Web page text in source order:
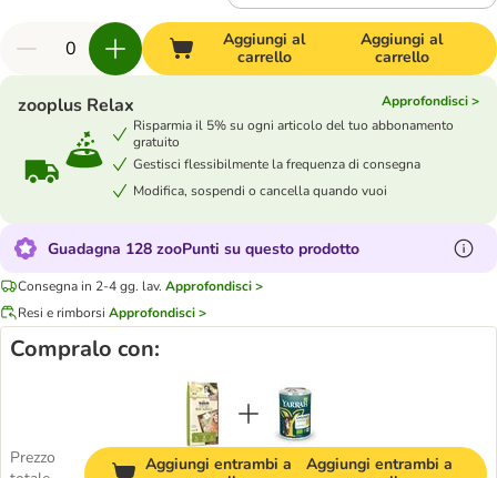
Aggiungi al
carrello
Aggiungi al
carrello
zooplus Relax
Approfondisci >
Risparmia il 5% su ogni articolo del tuo abbonamento
gratuito
Gestisci flessibilmente la frequenza di consegna
Modifica, sospendi o cancella quando vuoi
Guadagna 128 zooPunti su questo prodotto
Consegna in 2-4 gg. lav. Approfondisci >
Resi e rimborsi Approfondisci >
Compralo con:
Prezzo
Aggiungi entrambi a
Aggiungi entrambi a